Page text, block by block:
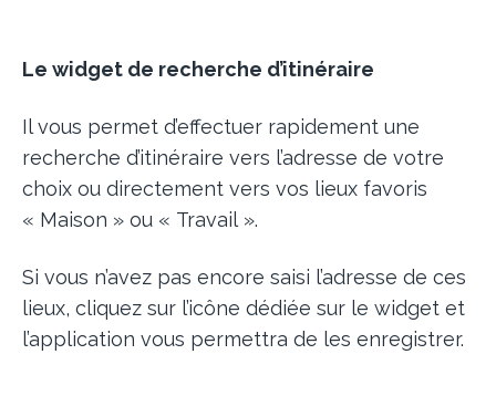
Le widget de recherche d’itinéraire
Il vous permet d’effectuer rapidement une
recherche d’itinéraire vers l’adresse de votre
choix ou directement vers vos lieux favoris
« Maison » ou « Travail ».
Si vous n’avez pas encore saisi l’adresse de ces
lieux, cliquez sur l’icône dédiée sur le widget et
l’application vous permettra de les enregistrer.